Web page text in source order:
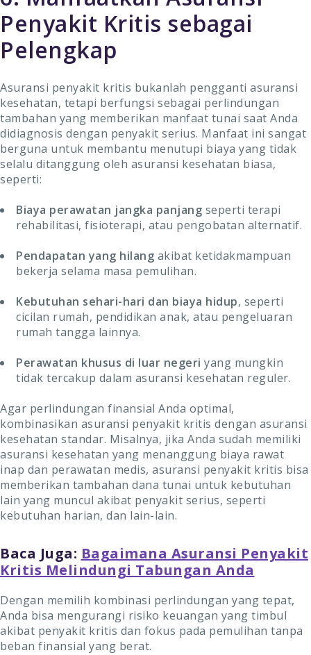
Penyakit Kritis sebagai
Pelengkap
Asuransi penyakit kritis bukanlah pengganti asuransi
kesehatan, tetapi berfungsi sebagai perlindungan
tambahan yang memberikan manfaat tunai saat Anda
didiagnosis dengan penyakit serius. Manfaat ini sangat
berguna untuk membantu menutupi biaya yang tidak
selalu ditanggung oleh asuransi kesehatan biasa,
seperti:
Biaya perawatan jangka panjang seperti terapi
rehabilitasi, fisioterapi, atau pengobatan alternatif.
Pendapatan yang hilang akibat ketidakmampuan
bekerja selama masa pemulihan.
Kebutuhan sehari-hari dan biaya hidup, seperti
cicilan rumah, pendidikan anak, atau pengeluaran
rumah tangga lainnya.
Perawatan khusus di luar negeri yang mungkin
tidak tercakup dalam asuransi kesehatan reguler.
Agar perlindungan finansial Anda optimal,
kombinasikan asuransi penyakit kritis dengan asuransi
kesehatan standar. Misalnya, jika Anda sudah memiliki
asuransi kesehatan yang menanggung biaya rawat
inap dan perawatan medis, asuransi penyakit kritis bisa
memberikan tambahan dana tunai untuk kebutuhan
lain yang muncul akibat penyakit serius, seperti
kebutuhan harian, dan lain-lain.
Baca Juga: Bagaimana Asuransi Penyakit
Kritis Melindungi Tabungan Anda
Dengan memilih kombinasi perlindungan yang tepat,
Anda bisa mengurangi risiko keuangan yang timbul
akibat penyakit kritis dan fokus pada pemulihan tanpa
beban finansial yang berat.